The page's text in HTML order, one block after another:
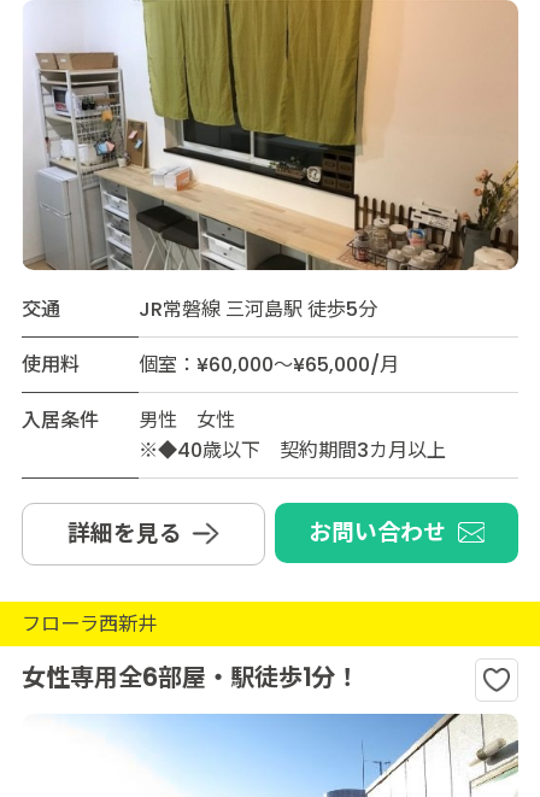
交通
JR常磐線 三河島駅 徒歩5分
使用料
個室：¥60,000～¥65,000/月
入居条件
男性 女性
※◆40歳以下 契約期間3カ月以上
詳細を見る お問い合わせ
フローラ西新井
女性専用全6部屋・駅徒歩1分！